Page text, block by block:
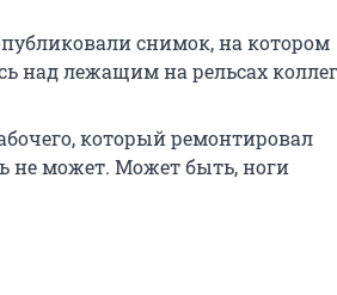
снимок, на котором
над лежащим на рельсах
который ремонтировал
не может. Может быть, ноги